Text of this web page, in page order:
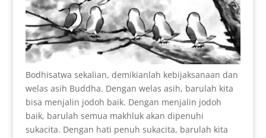
Bodhisatwa sekalian, demikianlah kebijaksanaan dan
welas asih Buddha. Dengan welas asih, barulah kita
bisa menjalin jodoh baik. Dengan menjalin jodoh
baik, barulah semua makhluk akan dipenuhi
sukacita. Dengan hati penuh sukacita, barulah kita